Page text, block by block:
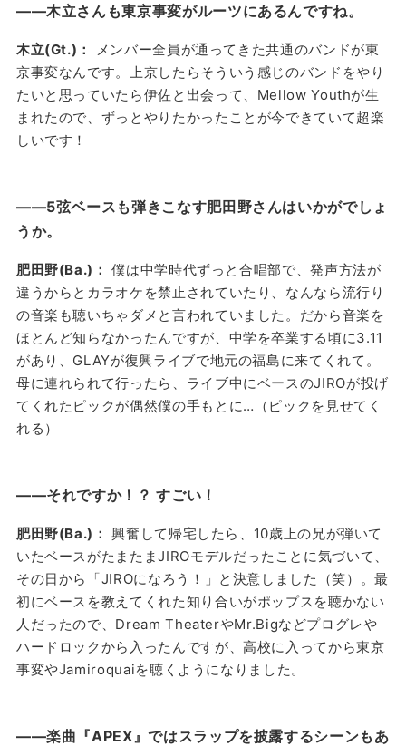
——木立さんも東京事変がルーツにあるんですね。
木立(Gt.)：
メンバー全員が通ってきた共通のバンドが東
京事変なんです。上京したらそういう感じのバンドをやり
たいと思っていたら伊佐と出会って、Mellow Youthが生
まれたので、ずっとやりたかったことが今できていて超楽
しいです！
——5弦ベースも弾きこなす肥田野さんはいかがでしょ
うか。
肥田野(Ba.)： 僕は中学時代ずっと合唱部で、発声方法が
違うからとカラオケを禁止されていたり、なんなら流行り
の音楽も聴いちゃダメと言われていました。だから音楽を
ほとんど知らなかったんですが、中学を卒業する頃に3.11
があり、GLAYが復興ライブで地元の福島に来てくれて。
母に連れられて行ったら、ライブ中にベースのJIROが投げ
てくれたピックが偶然僕の手もとに…（ピックを見せてく
れる）
——それですか！？ すごい！
肥田野(Ba.)： 興奮して帰宅したら、10歳上の兄が弾いて
いたベースがたまたまJIROモデルだったことに気づいて、
その日から「JIROになろう！」と決意しました（笑）。最
初にベースを教えてくれた知り合いがポップスを聴かない
人だったので、Dream TheaterやMr.Bigなどプログレや
ハードロックから入ったんですが、高校に入ってから東京
事変やJamiroquaiを聴くようになりました。
——楽曲『APEX』ではスラップを披露するシーンもあ